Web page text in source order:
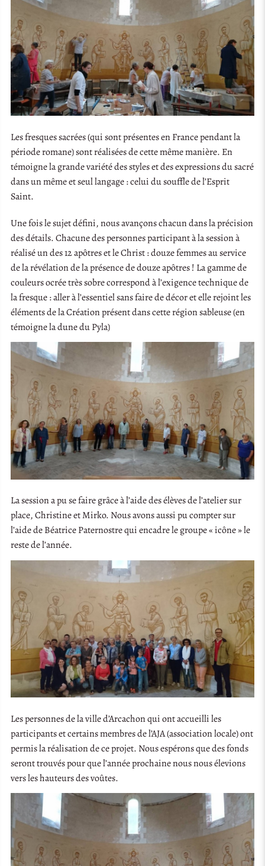
Les fresques sacrées (qui sont présentes en France pendant la
période romane) sont réalisées de cette même manière. En
témoigne la grande variété des styles et des expressions du sacré
dans un même et seul langage : celui du souffle de l’Esprit
Saint.
Une fois le sujet défini, nous avançons chacun dans la précision
des détails. Chacune des personnes participant à la session à
réalisé un des 12 apôtres et le Christ : douze femmes au service
de la révélation de la présence de douze apôtres ! La gamme de
couleurs ocrée très sobre correspond à l’exigence technique de
la fresque : aller à l’essentiel sans faire de décor et elle rejoint les
éléments de la Création présent dans cette région sableuse (en
témoigne la dune du Pyla)
La session a pu se faire grâce à l’aide des élèves de l’atelier sur
place, Christine et Mirko. Nous avons aussi pu compter sur
l’aide de Béatrice Paternostre qui encadre le groupe « icône » le
reste de l’année.
Les personnes de la ville d’Arcachon qui ont accueilli les
participants et certains membres de l’AJA (association locale) ont
permis la réalisation de ce projet. Nous espérons que des fonds
seront trouvés pour que l’année prochaine nous nous élevions
vers les hauteurs des voûtes.